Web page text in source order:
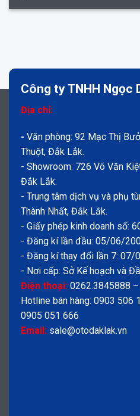
Công ty TNHH Ngọc
Địa chỉ:
- Văn phòng: 92 Mạc Thị
Thuột, Đắk Lắk.
- Showroom: 726 Võ Văn
Đắk Lắk.
- Trung tâm dịch vụ và phụ
Thành Nhất, Đắk Lắk.
- Giấy phép kinh doanh số:
- Đăng kí lần đầu: 05/06/
- Đăng kí thay đổi lần 7: 07/
- Nơi cấp: Sở Kế hoạch và
Điện thoại: 0262.3845888
Hotline bán hàng: 0903 506
0905 051 666
Email: sale@otodaklak.vn